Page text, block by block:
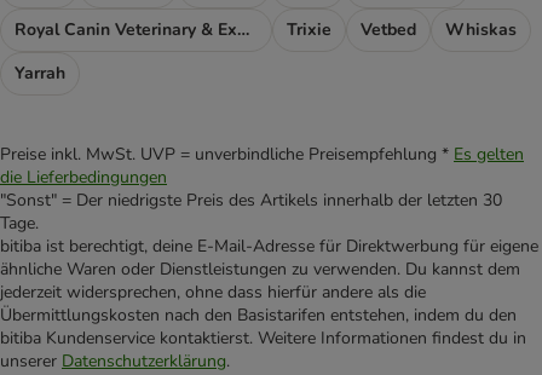
Royal Canin Veterinary & Expert
Trixie Vetbed
Whiskas
Yarrah
Preise inkl. MwSt. UVP = unverbindliche Preisempfehlung * Es gelten
die Lieferbedingungen
"Sonst" = Der niedrigste Preis des Artikels innerhalb der letzten 30
Tage.
bitiba ist berechtigt, deine E-Mail-Adresse für Direktwerbung für eigene
ähnliche Waren oder Dienstleistungen zu verwenden. Du kannst dem
jederzeit widersprechen, ohne dass hierfür andere als die
Übermittlungskosten nach den Basistarifen entstehen, indem du den
bitiba Kundenservice kontaktierst. Weitere Informationen findest du in
unserer Datenschutzerklärung.